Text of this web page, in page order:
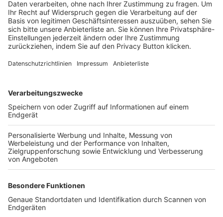
Trainerbörse
Login SpielPlus
FOLGE DEM BFV
TOP-VEREINE
TOP-PARTNER